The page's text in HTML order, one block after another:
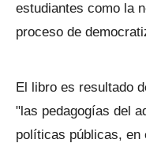
estudiantes como la
proceso de
El libro es resultado
"las pedagogías del
políticas públicas, en